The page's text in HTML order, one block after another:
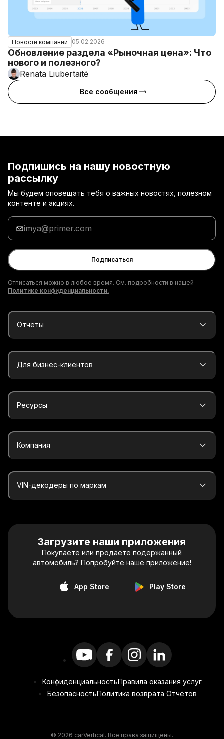
Новости компании 05.02.2026
Обновление раздела «Рыночная цена»: Что
нового и полезного?
Renata Liubertaitė
Все сообщения
Подпишись на нашу новостную
рассылку
Мы будем оповещать тебя о важных новостях, полезном
контенте и акциях.
Введи
адрес
электронной
почты
Подписаться
Отписаться можно в любое время. См. подробности в нашей
Политике конфиденциальности.
Отчеты
Для бизнес-клиентов
Ресурсы
Компания
VIN-декодеры по маркам
Загрузите наши приложения
Покупаете или продаете подержанный
автомобиль? Попробуйте наше приложение!
App Store Play Store
КонфиденциальностьПравила оказания услуг
БезопасностьПолитика возврата Отчётов
© 2026 carVertical. Все права защищены.